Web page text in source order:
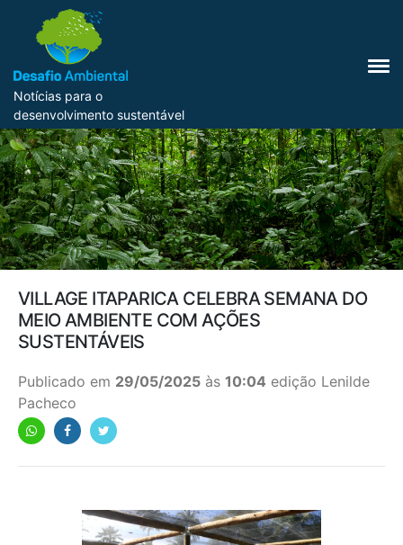
Notícias para o
desenvolvimento sustentável
VILLAGE ITAPARICA CELEBRA SEMANA DO
MEIO AMBIENTE COM AÇÕES
SUSTENTÁVEIS
Publicado em 29/05/2025 às 10:04 edição Lenilde
Pacheco